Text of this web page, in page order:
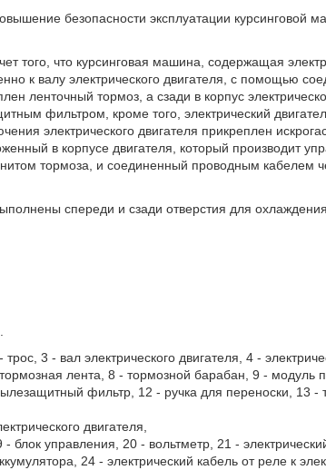
безопасности эксплуатации курсинговой
того, что курсинговая машина, содержащая
к валу электрического двигателя, с помощью
ленточный тормоз, а сзади в корпус
фильтром, кроме того, электрический
электрического двигателя прикреплен
в корпусе двигателя, который производит
тормоза, и соединенный проводным кабелем
спереди и сзади отверстия для
3 - вал электрического двигателя, 4 -
лента, 8 - тормозной барабан, 9 - модуль
фильтр, 12 - ручка для переноски, 13 -
двигателя,
блок управления, 20 - вольтметр, 21 -
24 - электрический кабель от реле к